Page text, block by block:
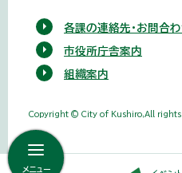
メニュー
各課の連絡先・お問合
市役所庁舎案内
組織案内
Copyright © City of Kushiro,All rights